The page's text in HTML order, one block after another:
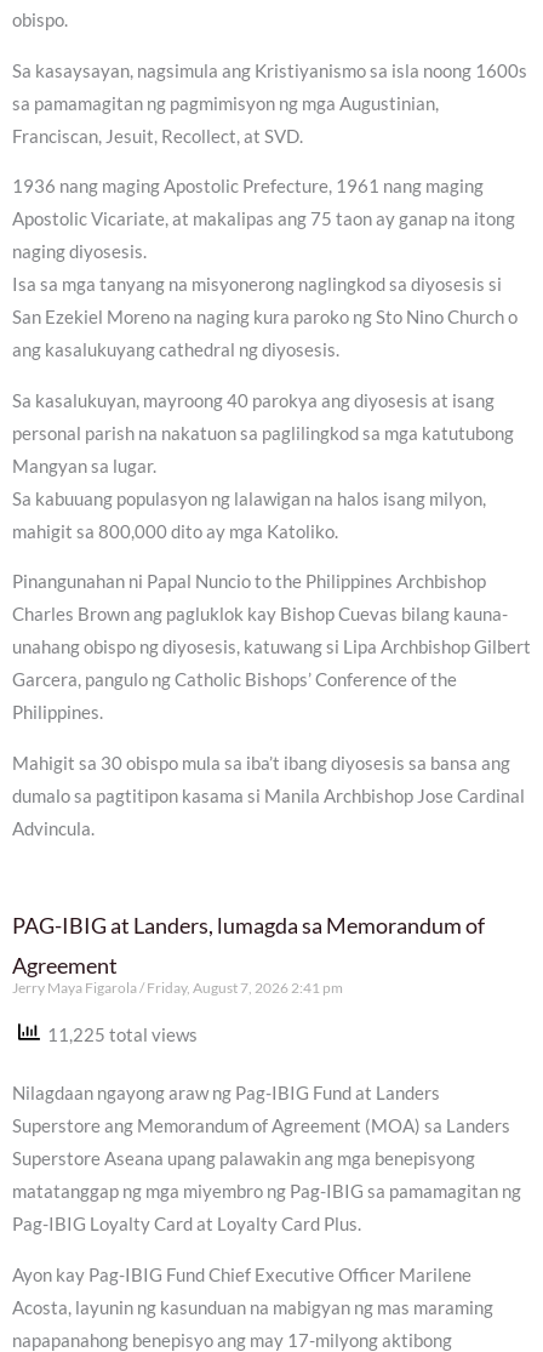
obispo.
Sa kasaysayan, nagsimula ang Kristiyanismo sa isla noong 1600s
sa pamamagitan ng pagmimisyon ng mga Augustinian,
Franciscan, Jesuit, Recollect, at SVD.
1936 nang maging Apostolic Prefecture, 1961 nang maging
Apostolic Vicariate, at makalipas ang 75 taon ay ganap na itong
naging diyosesis.
Isa sa mga tanyang na misyonerong naglingkod sa diyosesis si
San Ezekiel Moreno na naging kura paroko ng Sto Nino Church o
ang kasalukuyang cathedral ng diyosesis.
Sa kasalukuyan, mayroong 40 parokya ang diyosesis at isang
personal parish na nakatuon sa paglilingkod sa mga katutubong
Mangyan sa lugar.
Sa kabuuang populasyon ng lalawigan na halos isang milyon,
mahigit sa 800,000 dito ay mga Katoliko.
Pinangunahan ni Papal Nuncio to the Philippines Archbishop
Charles Brown ang pagluklok kay Bishop Cuevas bilang kauna-
unahang obispo ng diyosesis, katuwang si Lipa Archbishop Gilbert
Garcera, pangulo ng Catholic Bishops’ Conference of the
Philippines.
Mahigit sa 30 obispo mula sa iba’t ibang diyosesis sa bansa ang
dumalo sa pagtitipon kasama si Manila Archbishop Jose Cardinal
Advincula.
PAG-IBIG at Landers, lumagda sa Memorandum of
Agreement
Jerry Maya Figarola Friday, August 7, 2026 2:41 pm
11,225 total views
Nilagdaan ngayong araw ng Pag-IBIG Fund at Landers
Superstore ang Memorandum of Agreement (MOA) sa Landers
Superstore Aseana upang palawakin ang mga benepisyong
matatanggap ng mga miyembro ng Pag-IBIG sa pamamagitan ng
Pag-IBIG Loyalty Card at Loyalty Card Plus.
Ayon kay Pag-IBIG Fund Chief Executive Officer Marilene
Acosta, layunin ng kasunduan na mabigyan ng mas maraming
napapanahong benepisyo ang may 17-milyong aktibong